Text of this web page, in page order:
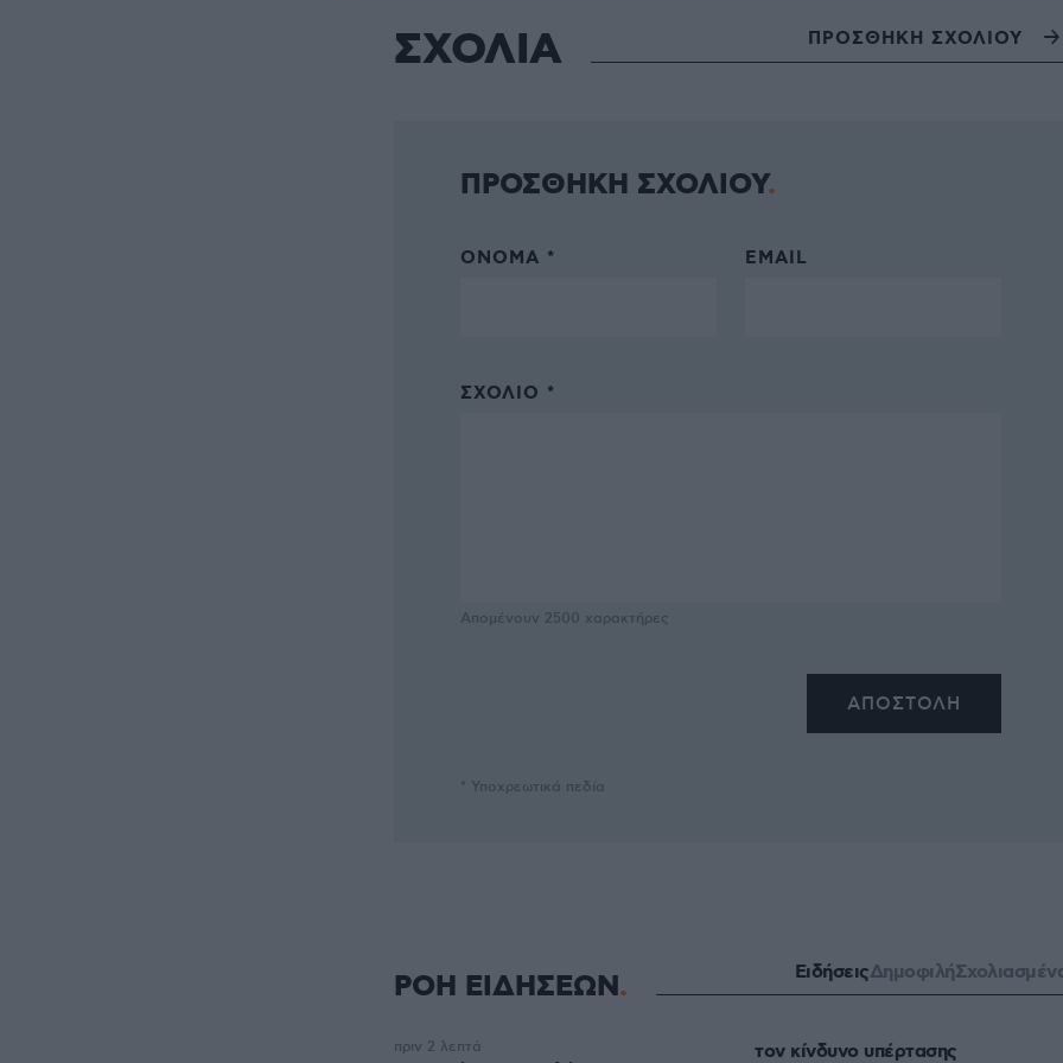
ΣΧΟΛΙΑ ΠΡΟΣΘΗΚΗ ΣΧΟΛΙΟΥ
ΠΡΟΣΘΗΚΗ ΣΧΟΛΙΟΥ
ΌΝΟΜΑ * EMAIL
ΣΧΌΛΙΟ *
Απομένουν 2500 χαρακτήρες
* Υποχρεωτικά πεδία
ΡΟΗ ΕΙΔΗΣΕΩΝ ΕιδήσειςΔημοφιλή
πριν 2 λεπτά τον κίνδυνο υπέρτασης